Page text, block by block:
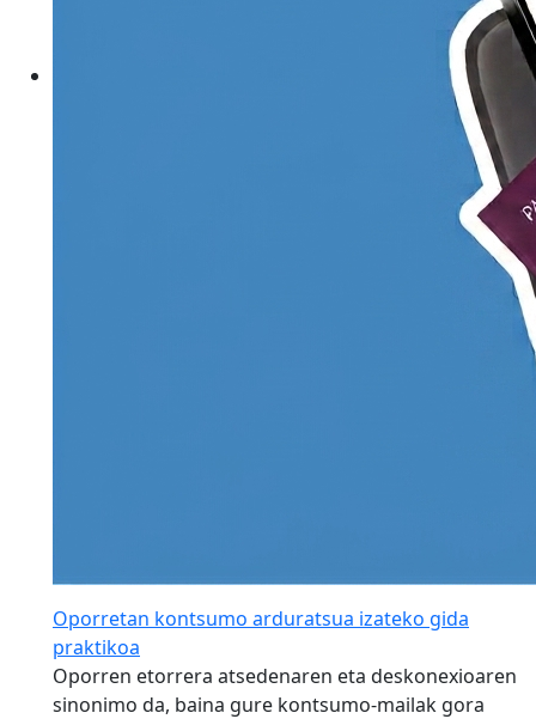
Oporretan kontsumo arduratsua izateko gida
praktikoa
Oporren etorrera atsedenaren eta deskonexioaren
sinonimo da, baina gure kontsumo-mailak gora